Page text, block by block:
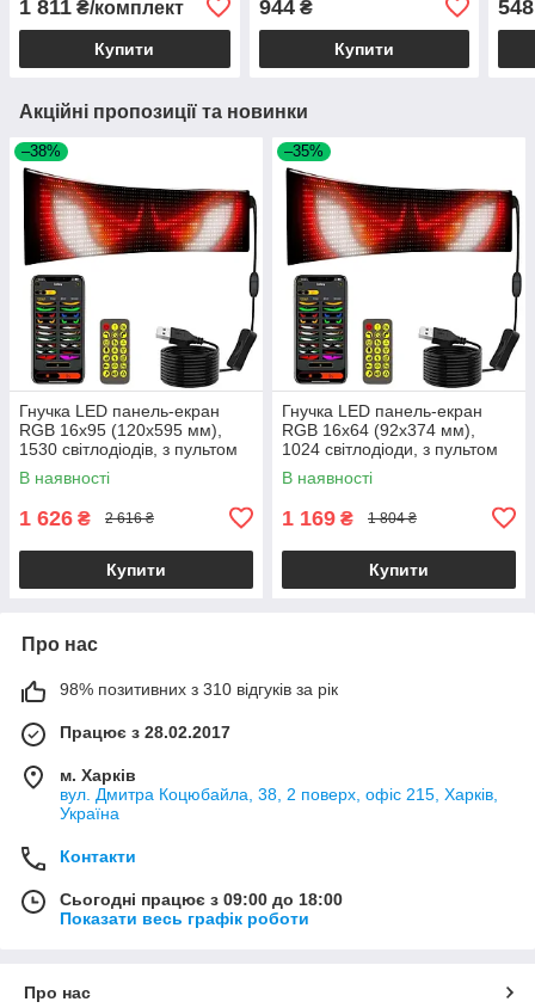
1 811 ₴/комплект
Купити
944₴
Купити
548
Акційні пропозиції та новинки
–38%
Гнучка LED панель-екран
RGB 16x95 (120x595 мм),
1530 світлодіодів, з пультом
та USB
В наявності
1 626 ₴ 2 616 ₴
Купити
–35%
Гнучка LED панель-екран
RGB 16x64 (92x374 мм),
1024 світлодіоди, з пультом
та USB
В наявності
1 169 ₴ 1 804 ₴
Купити
Про нас
98% позитивних з 310 відгуків за рік
Працює з 28.02.2017
м. Харків
вул. Дмитра Коцюбайла, 38, 2 поверх, офіс 215, Харків,
Україна
Контакти
Сьогодні працює з 09:00 до 18:00
Показати весь графік роботи
Про нас